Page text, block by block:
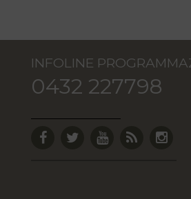
INFOLINE
0432 227798